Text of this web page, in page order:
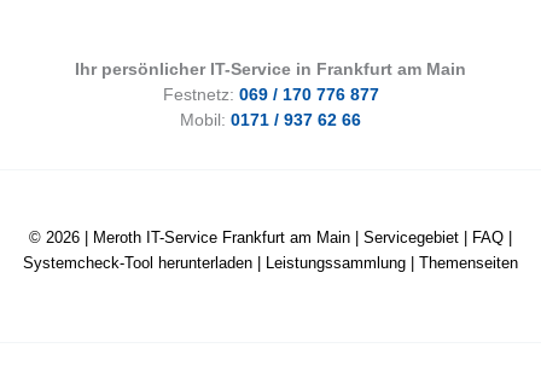
Ihr persönlicher IT-Service in Frankfurt am Main
Festnetz: 069 / 170 776 877
Mobil: 0171 / 937 62 66
© 2026 | Meroth IT-Service Frankfurt am Main Servicegebiet FAQ
Systemcheck-Tool herunterladen
Leistungssammlung Themenseiten